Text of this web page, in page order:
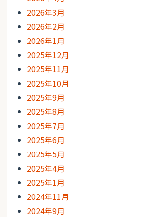
2026年3月
2026年2月
2026年1月
2025年12月
2025年11月
2025年10月
2025年9月
2025年8月
2025年7月
2025年6月
2025年5月
2025年4月
2025年1月
2024年11月
2024年9月